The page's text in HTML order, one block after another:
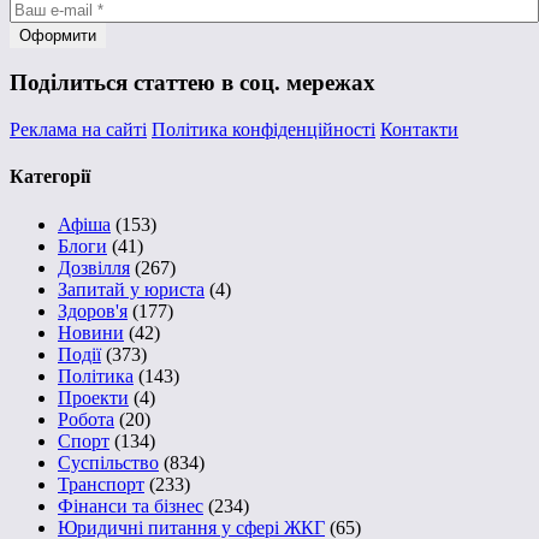
Поділиться статтею в соц. мережах
Реклама на сайті Політика конфіденційності Контакти
Категорії
Афіша (153)
Блоги (41)
Дозвілля (267)
Запитай у юриста (4)
Здоров'я (177)
Новини (42)
Події(373)
Політика (143)
Проекти (4)
Робота (20)
Спорт (134)
Суспільство (834)
Транспорт (233)
Фінанси та бізнес (234)
Юридичні питання у сфері ЖКГ (65)